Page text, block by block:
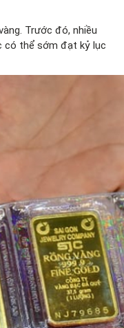
Trước đó, nhiều
có thể sớm đạt kỷ lục